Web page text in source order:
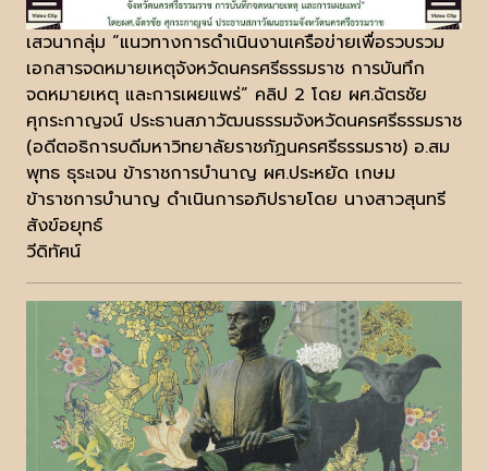
เสวนากลุ่ม “แนวทางการดำเนินงานเครือข่ายเพื่อรวบรวม
เอกสารจดหมายเหตุจังหวัดนครศรีธรรมราช การบันทึก
จดหมายเหตุ และการเผยแพร่” คลิป 2 โดย ผศ.ฉัตรชัย
ศุกระกาญจน์ ประธานสภาวัฒนธรรมจังหวัดนครศรีธรรมราช
(อดีตอธิการบดีมหาวิทยาลัยราชภัฏนครศรีธรรมราช) อ.สม
พุทธ ธุระเจน ข้าราชการบำนาญ ผศ.ประหยัด เกษม
ข้าราชการบำนาญ ดำเนินการอภิปรายโดย นางสาวสุนทรี
สังข์อยุทธ์
วีดิทัศน์